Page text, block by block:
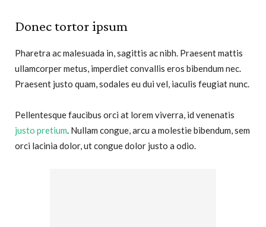
Donec tortor ipsum
Pharetra ac malesuada in, sagittis ac nibh. Praesent mattis
ullamcorper metus, imperdiet convallis eros bibendum nec.
Praesent justo quam, sodales eu dui vel, iaculis feugiat nunc.
Pellentesque faucibus orci at lorem viverra, id venenatis
justo pretium. Nullam congue, arcu a molestie bibendum, sem
orci lacinia dolor, ut congue dolor justo a odio.